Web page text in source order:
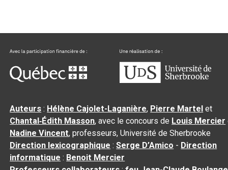
Auteurs : Hélène Cajolet-Laganière, Pierre Martel et
Chantal‑Édith Masson, avec le concours de Louis Mercier
Nadine Vincent, professeurs, Université de Sherbrooke
Direction lexicographique :Serge D’Amico - Direction
informatique : Benoit Mercier